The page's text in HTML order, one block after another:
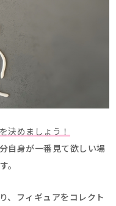
決めましょう！
自身が一番見て欲しい場
。
、フィギュアをコレクト